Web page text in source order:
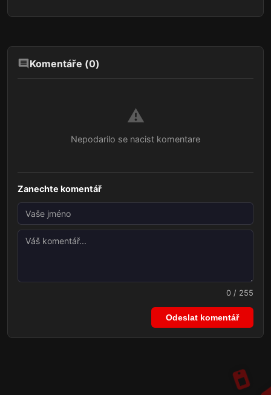
Komentáře (0)
⚠️
Nepodarilo se nacist komentare
Zanechte komentář
0 / 255
Odeslat komentář